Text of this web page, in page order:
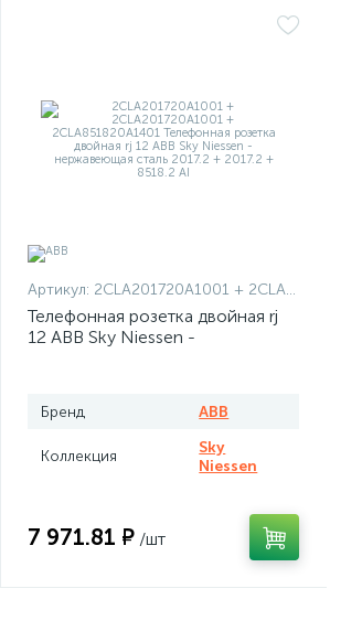
Артикул: 2CLA201720A1001 + 2CLA201720A1001 + 2CLA851820A1401
Телефонная розетка двойная rj
12 ABB Sky Niessen -
Бренд ABB
Коллекция
Sky
Niessen
7 971.81 ₽ /шт